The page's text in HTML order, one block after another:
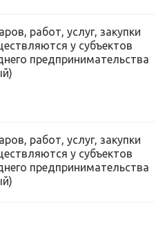
работ, услуг, закупки
у субъектов
предпринимательства
работ, услуг, закупки
у субъектов
предпринимательства